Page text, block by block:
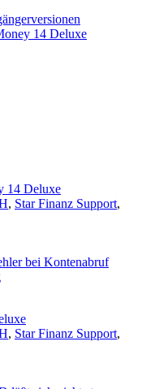
14 Deluxe
14 Deluxe
, Star Finanz Support,
bei Kontenabruf
, Star Finanz Support,